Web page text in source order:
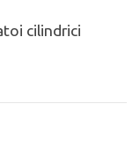
cilindrici